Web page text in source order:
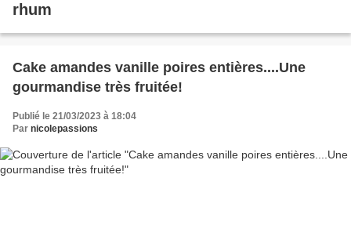
rhum
Cake amandes vanille poires entières....Une
gourmandise très fruitée!
Publié le 21/03/2023 à 18:04
Par nicolepassions